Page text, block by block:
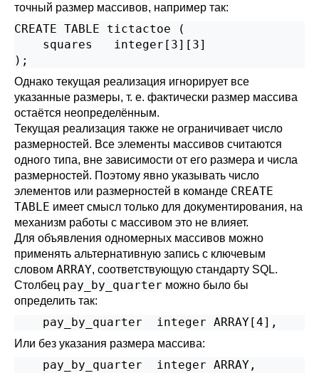
точный размер массивов, например так:
CREATE TABLE tictactoe (
    squares   integer[3][3]
);
Однако текущая реализация игнорирует все
указанные размеры, т. е. фактически размер массива
остаётся неопределённым.
Текущая реализация также не ограничивает число
размерностей. Все элементы массивов считаются
одного типа, вне зависимости от его размера и числа
размерностей. Поэтому явно указывать число
элементов или размерностей в команде CREATE
TABLE имеет смысл только для документирования, на
механизм работы с массивом это не влияет.
Для объявления одномерных массивов можно
применять альтернативную запись с ключевым
словом ARRAY, соответствующую стандарту SQL.
Столбец pay_by_quarter можно было бы
определить так:
    pay_by_quarter  integer ARRAY[4],
Или без указания размера массива:
    pay_by_quarter  integer ARRAY,